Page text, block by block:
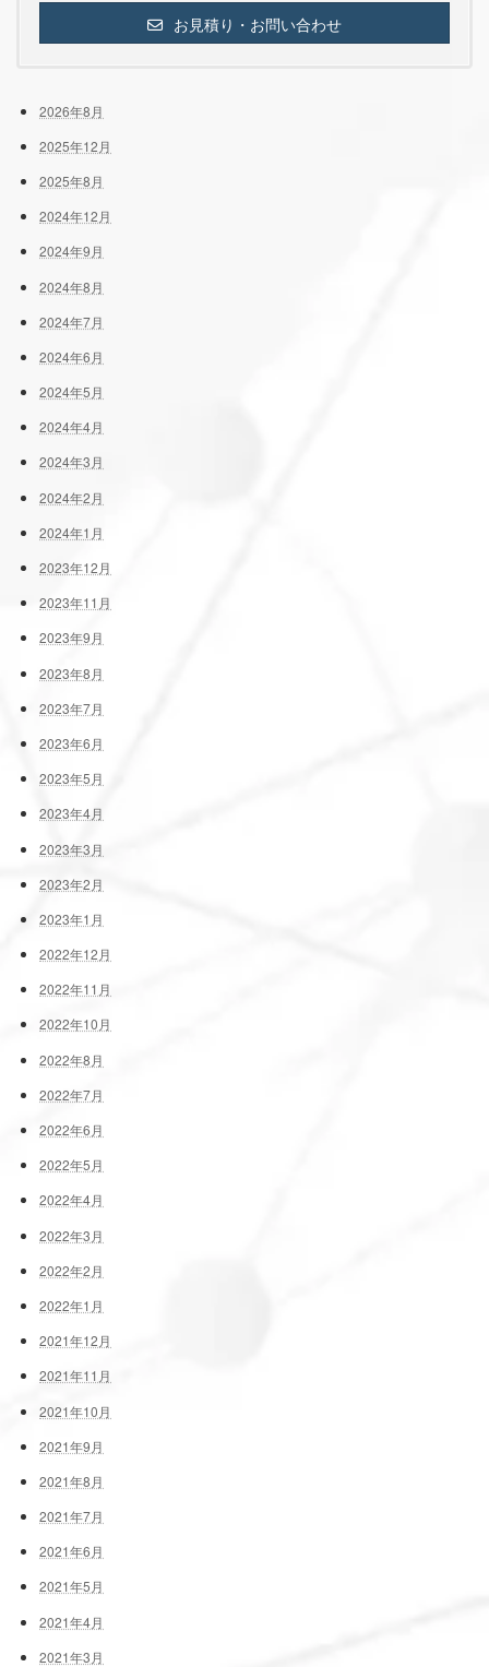
お見積り・お問い合わせ
2026年8月
2025年12月
2025年8月
2024年12月
2024年9月
2024年8月
2024年7月
2024年6月
2024年5月
2024年4月
2024年3月
2024年2月
2024年1月
2023年12月
2023年11月
2023年9月
2023年8月
2023年7月
2023年6月
2023年5月
2023年4月
2023年3月
2023年2月
2023年1月
2022年12月
2022年11月
2022年10月
2022年8月
2022年7月
2022年6月
2022年5月
2022年4月
2022年3月
2022年2月
2022年1月
2021年12月
2021年11月
2021年10月
2021年9月
2021年8月
2021年7月
2021年6月
2021年5月
2021年4月
2021年3月